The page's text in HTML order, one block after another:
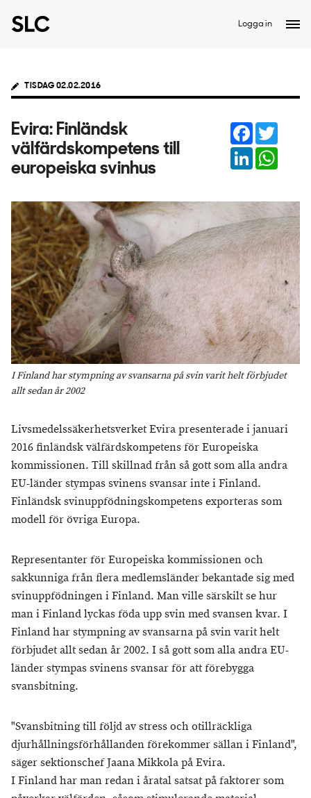
Logga in
TISDAG 02.02.2016
Evira: Finländsk
välfärdskompetens till
europeiska svinhus
Facebook
LinkedIn
I Finland har stympning av svansarna på svin varit helt förbjudet
allt sedan år 2002
Livsmedelssäkerhetsverket Evira presenterade i januari
2016 finländsk välfärdskompetens för Europeiska
kommissionen. Till skillnad från så gott som alla andra
EU-länder stympas svinens svansar inte i Finland.
Finländsk svinuppfödningskompetens exporteras som
modell för övriga Europa.
Representanter för Europeiska kommissionen och
sakkunniga från flera medlemsländer bekantade sig med
svinuppfödningen i Finland. Man ville särskilt se hur
man i Finland lyckas föda upp svin med svansen kvar. I
Finland har stympning av svansarna på svin varit helt
förbjudet allt sedan år 2002. I så gott som alla andra EU-
länder stympas svinens svansar för att förebygga
svansbitning.
"Svansbitning till följd av stress och otillräckliga
djurhållningsförhållanden förekommer sällan i Finland",
säger sektionschef Jaana Mikkola på Evira.
I Finland har man redan i åratal satsat på faktorer som